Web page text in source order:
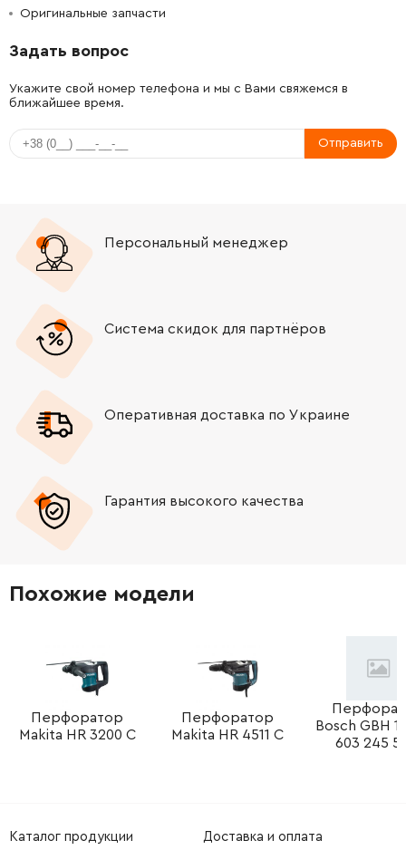
- +
Оригинальные запчасти
Задать вопрос
Укажите свой номер телефона и мы с Вами свяжемся в
ближайшее время.
Отправить
Персональный менеджер
Система скидок для партнёров
Оперативная доставка по Украине
Гарантия высокого качества
Похожие модели
Перфоратор
Makita HR 3200 C
Перфоратор
Makita HR 4511 C
Bosch GBH
603 245
Каталог продукции Доставка и оплата